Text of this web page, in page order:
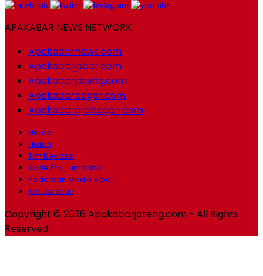
APAKABAR NEWS NETWORK
Apakabarnews.com
Apakabarjabar.com
Apakabarjateng.com
Apakabarbogor.com
Apakabargrobogan.com
Home
Histori
Tim Redaksi
Kode Etik Jurnalistik
Pedoman Media Siber
Kontak Iklan
Copyright © 2026 Apakabarjateng.com - All Rights
Reserved